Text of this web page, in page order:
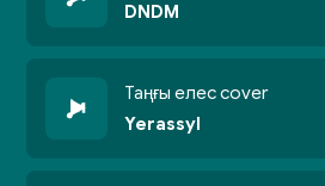
DNDM
Таңғы елес cover
Yerassyl